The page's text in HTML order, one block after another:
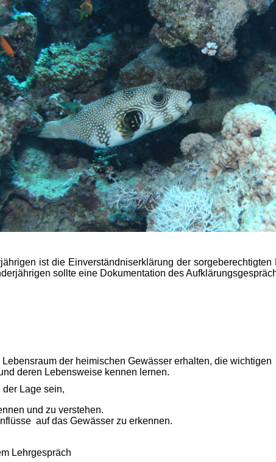
ist die Einverständniserklärung der
sollte eine Dokumentation des
der heimischen Gewässer erhalten, die wichtigen
deren Lebensweise kennen lernen.
Lage sein,
und zu verstehen.
auf das Gewässer zu erkennen.
Lehrgespräch